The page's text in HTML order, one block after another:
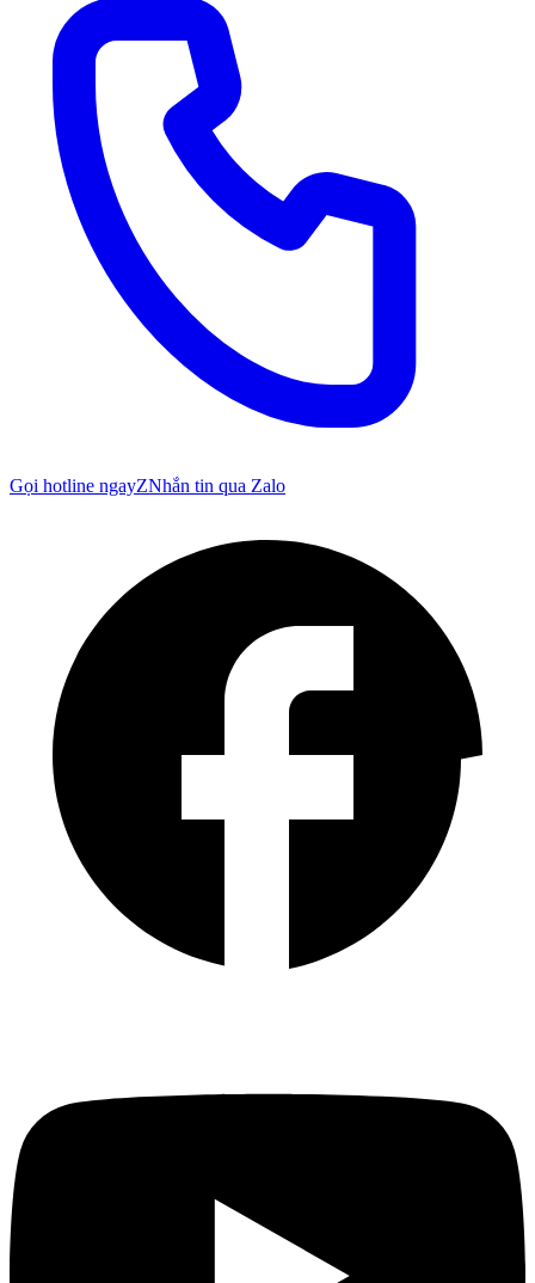
Gọi hotline ngayZNhắn tin qua Zalo